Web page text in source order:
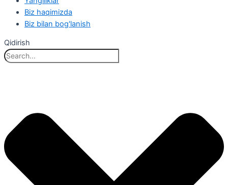
Biz haqimizda
Biz bilan bog'lanish
Qidirish